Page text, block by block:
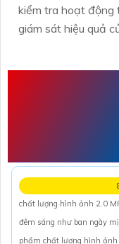
kiểm tra hoạt động
giám sát hiệu quả
chất lượng hình ảnh 2.0
đêm sáng như ban ngày
phẩm chất lượng hình